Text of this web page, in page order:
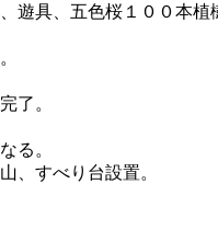
具、五色桜１００本植
了。
る。
、すべり台設置。